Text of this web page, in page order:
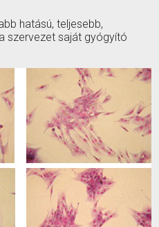
hatású, teljesebb,
szervezet saját gyógyító